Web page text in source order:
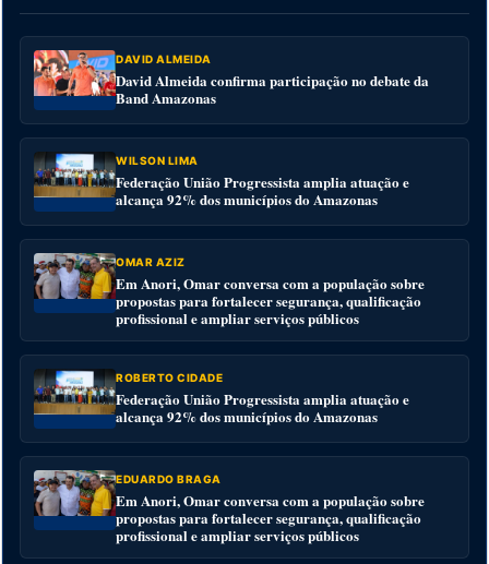
DAVID ALMEIDA
David Almeida confirma participação no debate da
Band Amazonas
WILSON LIMA
Federação União Progressista amplia atuação e
alcança 92% dos municípios do Amazonas
OMAR AZIZ
Em Anori, Omar conversa com a população sobre
propostas para fortalecer segurança, qualificação
profissional e ampliar serviços públicos
ROBERTO CIDADE
Federação União Progressista amplia atuação e
alcança 92% dos municípios do Amazonas
EDUARDO BRAGA
Em Anori, Omar conversa com a população sobre
propostas para fortalecer segurança, qualificação
profissional e ampliar serviços públicos